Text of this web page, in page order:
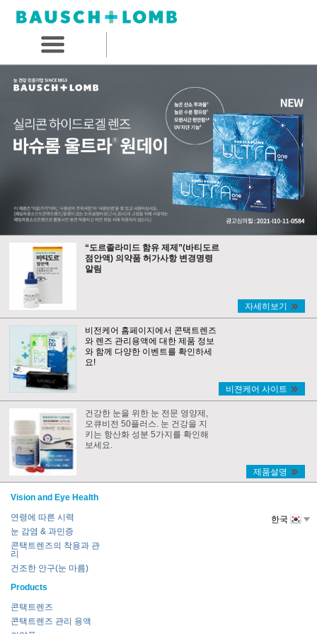
“도르졸라미드 함유 제제”(바티도르
점안액) 의약품 허가사항 변경명령
알림
자세히보기
비전케어 홈페이지에서 콘택트렌즈
와 렌즈 관리용액에 대한 제품 정보
와 함께 다양한 이벤트를 확인하세
요!
비젼케어 사이트
건강한 눈을 위한 눈 전문 영양제,
오큐비전 50플러스. 눈 건강을 지
키는 항산화 성분 5가지를 확인해
보세요.
제품설명
Vision and Eye Health
연령에 따른 시력
눈 감염 & 과민증
콘택트렌즈의 착용과 관
리
건조한 안구(눈 마름)
Products
콘택트렌즈
콘택트렌즈 관리 용액
한국